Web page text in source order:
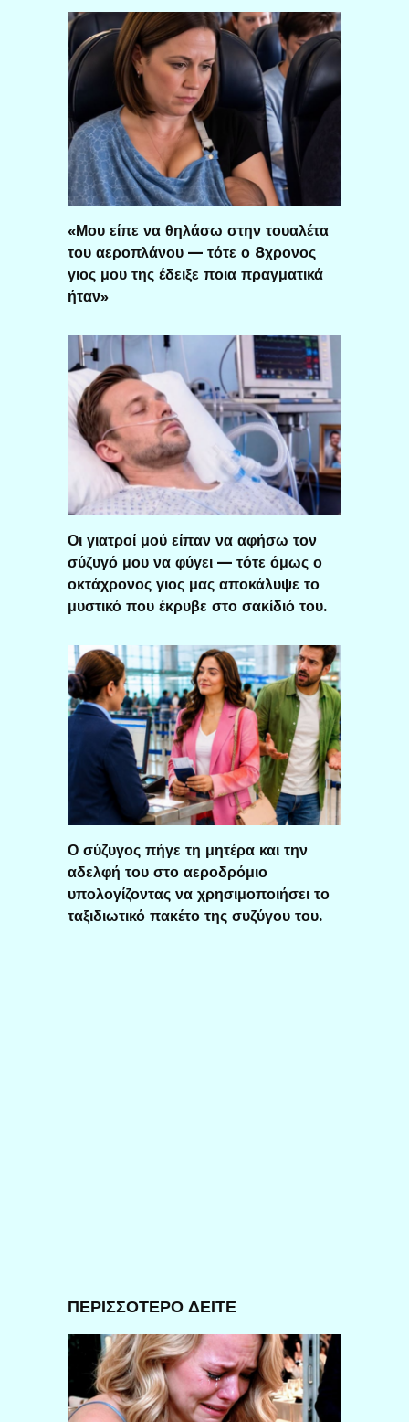
«Μου είπε να θηλάσω στην τουαλέτα
του αεροπλάνου — τότε ο 8χρονος
γιος μου της έδειξε ποια πραγματικά
ήταν»
Οι γιατροί μού είπαν να αφήσω τον
σύζυγό μου να φύγει — τότε όμως ο
οκτάχρονος γιος μας αποκάλυψε το
μυστικό που έκρυβε στο σακίδιό του.
Ο σύζυγος πήγε τη μητέρα και την
αδελφή του στο αεροδρόμιο
υπολογίζοντας να χρησιμοποιήσει το
ταξιδιωτικό πακέτο της συζύγου του.
ΠΕΡΙΣΣΟΤΕΡΟ ΔΕΙΤΕ